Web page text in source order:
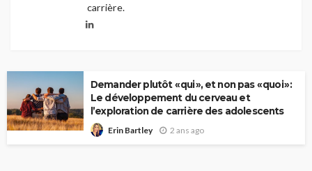
carrière.
Demander plutôt « qui », et non pas « quoi » :
Le développement du cerveau et
l’exploration de carrière des adolescents
Erin Bartley 2 ans ago